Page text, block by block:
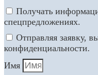
Получать
спецпредложениях.
Отправляя заявку,
конфиденциальности.
Имя